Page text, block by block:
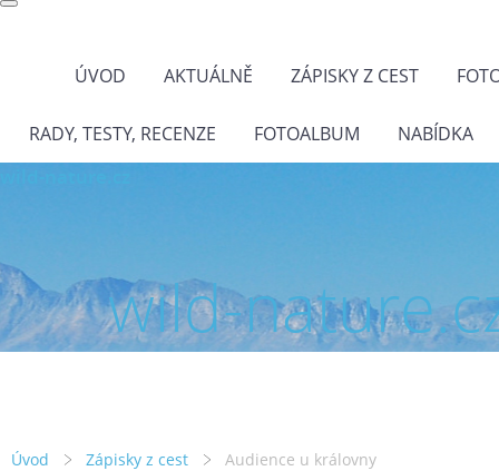
ÚVOD AKTUÁLNĚ ZÁPISKY Z CEST
RADY, TESTY, RECENZE FOTOALBUM NABÍDKA
wild-
Úvod Zápisky z cest Audience u královny